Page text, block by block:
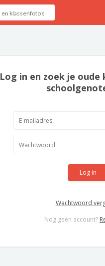
Log in en zoek je
Log in
Wachtwoord
Nog geen account?